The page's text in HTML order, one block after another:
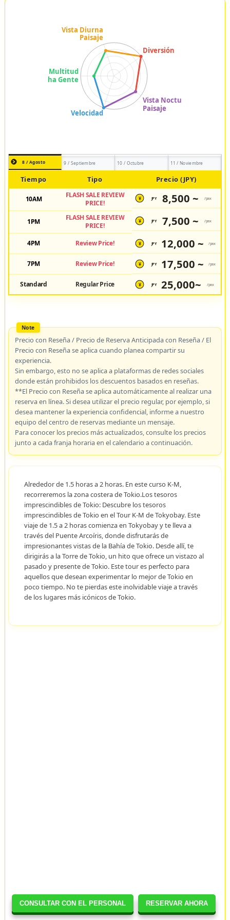
CONSULTAR CON EL PERSONAL RESERVAR AHORA
8 / Agosto 9 / Septiembre 10 / Octubre 11 / Noviembre
Tiempo Tipo Precio (JPY)
10AM
FLASH SALE REVIEW
PRICE!
¥ JPY 8,500 ~ /pax
1PM
FLASH SALE REVIEW
PRICE!
¥ JPY 7,500 ~ /pax
4PM Review Price! ¥ JPY 12,000 ~ /pax
7PM Review Price! ¥ JPY 17,500 ~ /pax
Standard Regular Price ¥ JPY 25,000~ /pax
Precio con Reseña / Precio de Reserva Anticipada con Reseña / El
Precio con Reseña se aplica cuando planea compartir su
experiencia.
Sin embargo, esto no se aplica a plataformas de redes sociales
donde están prohibidos los descuentos basados en reseñas.
**El Precio con Reseña se aplica automáticamente al realizar una
reserva en línea. Si desea utilizar el precio regular, por ejemplo, si
desea mantener la experiencia confidencial, informe a nuestro
equipo del centro de reservas mediante un mensaje.
Para conocer los precios más actualizados, consulte los precios
junto a cada franja horaria en el calendario a continuación.
Alrededor de 1.5 horas a 2 horas. En este curso K-M,
recorreremos la zona costera de Tokio.Los tesoros
imprescindibles de Tokio: Descubre los tesoros
imprescindibles de Tokio en el Tour K-M de Tokyobay. Este
viaje de 1.5 a 2 horas comienza en Tokyobay y te lleva a
través del Puente Arcoíris, donde disfrutarás de
impresionantes vistas de la Bahía de Tokio. Desde allí, te
dirigirás a la Torre de Tokio, un hito que ofrece un vistazo al
pasado y presente de Tokio. Este tour es perfecto para
aquellos que desean experimentar lo mejor de Tokio en
poco tiempo. No te pierdas este inolvidable viaje a través
de los lugares más icónicos de Tokio.